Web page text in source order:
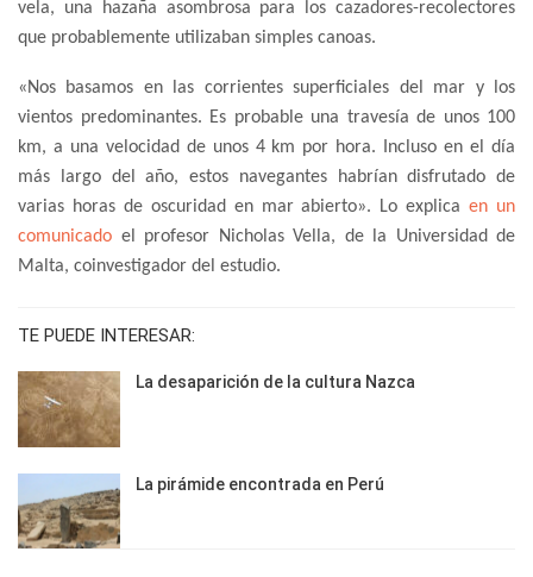
vela, una hazaña asombrosa para los cazadores-recolectores
que probablemente utilizaban simples canoas.
«Nos basamos en las corrientes superficiales del mar y los
vientos predominantes. Es probable una travesía de unos 100
km, a una velocidad de unos 4 km por hora. Incluso en el día
más largo del año, estos navegantes habrían disfrutado de
varias horas de oscuridad en mar abierto». Lo explicaen un
comunicado el profesor Nicholas Vella, de la Universidad de
Malta, coinvestigador del estudio.
TE PUEDE INTERESAR:
La desaparición de la cultura Nazca
La pirámide encontrada en Perú